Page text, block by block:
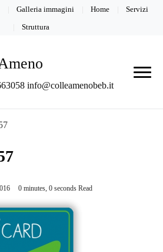
Galleria immagini Home Servizi
Struttura
info@colleamenobeb.it
0 minutes, 0 seconds Read